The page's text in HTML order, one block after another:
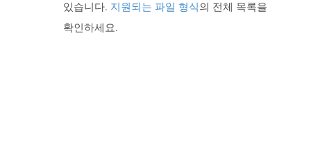
있습니다. 지원되는 파일 형식의 전체 목록을
확인하세요.